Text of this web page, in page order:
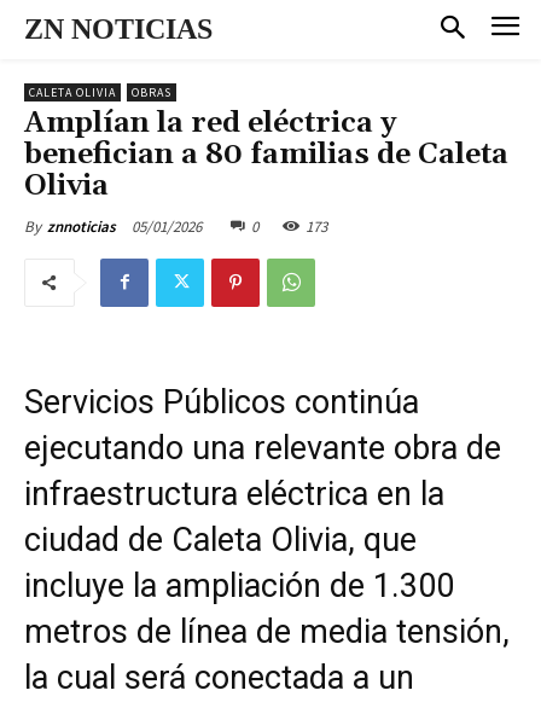
ZN NOTICIAS
CALETA OLIVIA OBRAS
Amplían la red eléctrica y
benefician a 80 familias de Caleta
Olivia
By znnoticias 05/01/2026 0 173
Servicios Públicos continúa
ejecutando una relevante obra de
infraestructura eléctrica en la
ciudad de Caleta Olivia, que
incluye la ampliación de 1.300
metros de línea de media tensión,
la cual será conectada a un